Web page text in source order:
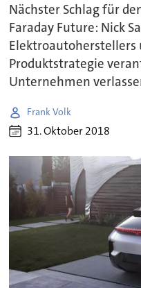
Nächster Schlag für
Faraday Future: Nick
Elektroautoherstellers
Produktstrategie
Unternehmen
Frank Volk
31. Oktober 2018